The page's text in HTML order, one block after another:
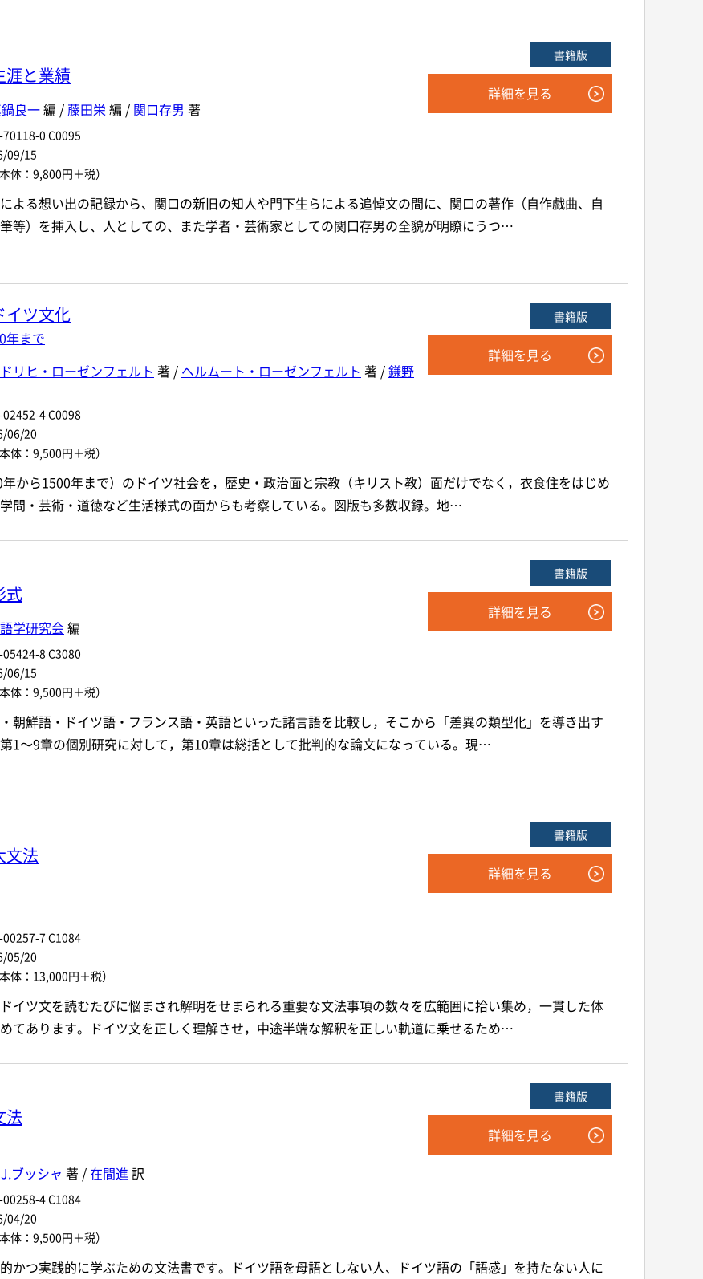
涯と業績
良一編 / 藤田栄 編 / 関口存男 著
0 C0095
09/15
体：9,800円＋税）
よる想い出の記録から、関口の新旧の知人や門下生らによる追悼文の間に、関口の著作（自作戯曲、自
等）を挿入し、人としての、また学者・芸術家としての関口存男の全貌が明瞭にうつ…
書籍版
詳細を見る
イツ文化
年まで
リヒ・ローゼンフェルト 著 / ヘルムート・ローゼンフェルト 著 /鎌野
4 C0098
06/20
体：9,500円＋税）
から1500年まで）のドイツ社会を，歴史・政治面と宗教（キリスト教）面だけでなく，衣食住をはじめ
問・芸術・道徳など生活様式の面からも考察している。図版も多数収録。地…
書籍版
詳細を見る
式
学研究会編
8 C3080
06/15
体：9,500円＋税）
朝鮮語・ドイツ語・フランス語・英語といった諸言語を比較し，そこから「差異の類型化」を導き出す
1～9章の個別研究に対して，第10章は総括として批判的な論文になっている。現…
書籍版
詳細を見る
文法
7 C1084
05/20
体：13,000円＋税）
イツ文を読むたびに悩まされ解明をせまられる重要な文法事項の数々を広範囲に拾い集め，一貫した体
てあります。ドイツ文を正しく理解させ，中途半端な解釈を正しい軌道に乗せるため…
書籍版
詳細を見る
法
J.ブッシャ 著 /在間進 訳
4 C1084
04/20
体：9,500円＋税）
かつ実践的に学ぶための文法書です。ドイツ語を母語としない人、ドイツ語の「語感」を持たない人に
書籍版
詳細を見る